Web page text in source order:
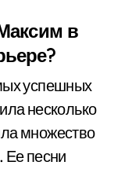
в
успешных
несколько
множество
Ее песни